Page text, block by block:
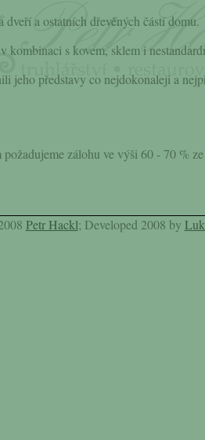
a ostatních dřevěných částí domu.
s kovem, sklem i
jeho představy co nejdokonaleji a
zálohu ve výši 60 - 70 %
Petr Hackl; Developed 2008 by